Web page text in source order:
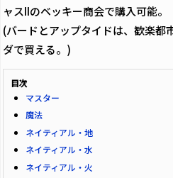
ャスIIのベッキー商会で購入可能。
(バードとアップタイドは、歓楽都
ダで買える。)
目次
マスター
魔法
ネイティアル・地
ネイティアル・水
ネイティアル・火